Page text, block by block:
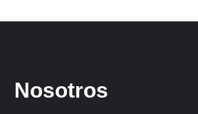
Nosotros